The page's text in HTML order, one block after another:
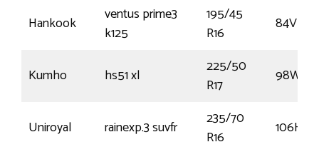
Hankook
ventus prime3
k125
195/45
R16
84V
Kumho hs51 xl
225/50
R17
98W
Uniroyal rainexp.3 suvfr
235/70
106H